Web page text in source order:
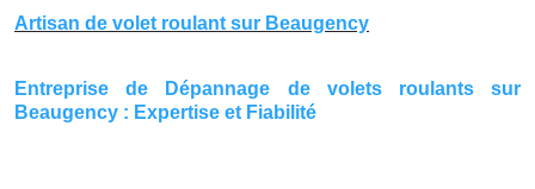
Artisan de volet roulant sur Beaugency
Entreprise de Dépannage de volets roulants sur
Beaugency : Expertise et Fiabilité